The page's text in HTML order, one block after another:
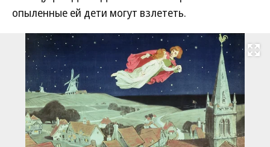
опыленные ей дети могут взлететь.
Развернуть